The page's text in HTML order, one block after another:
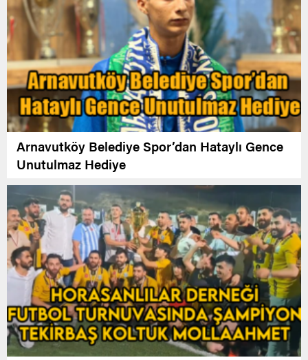
Arnavutköy Belediye Spor’dan Hataylı Gence
Unutulmaz Hediye